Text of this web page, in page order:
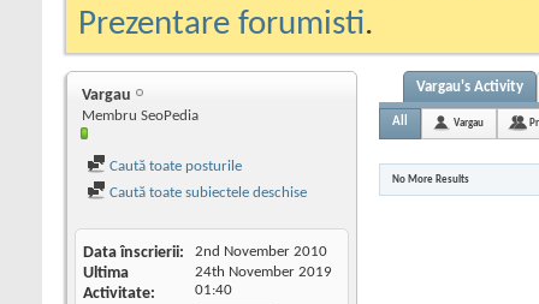
Prezentare forumisti.
Vargau
Membru SeoPedia
Caută toate posturile
Caută toate subiectele deschise
Data înscrierii 2nd November 2010
Ultima
Activitate
24th November 2019
01:40
Vargau's Activity
All Vargau
No More Results